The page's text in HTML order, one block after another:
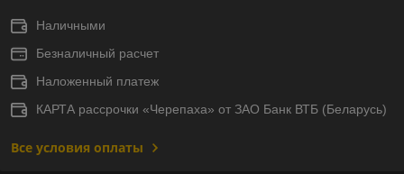
Наличными
Безналичный расчет
Наложенный платеж
КАРТА рассрочки «Черепаха» от ЗАО Банк ВТБ (Беларусь)
Все условия оплаты